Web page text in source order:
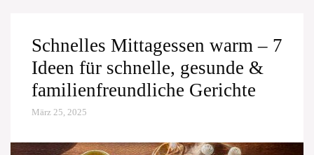
Schnelles Mittagessen warm – 7
Ideen für schnelle, gesunde &
familienfreundliche Gerichte
März 25, 2025